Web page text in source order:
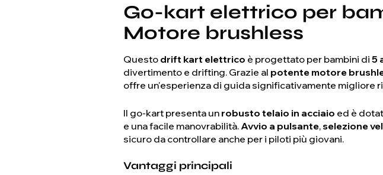
Go-kart elettrico per
Motore brushless
Questo drift kart elettrico è progettato per bambini di 5
divertimento e drifting. Grazie al potente motore
offre un'esperienza di guida significativamente migliore
Il go-kart presenta un robusto telaio in acciaio ed è
e una facile manovrabilità.Avvio a pulsante,selezione
sicuro da controllare anche per i piloti più giovani.
Vantaggi principali